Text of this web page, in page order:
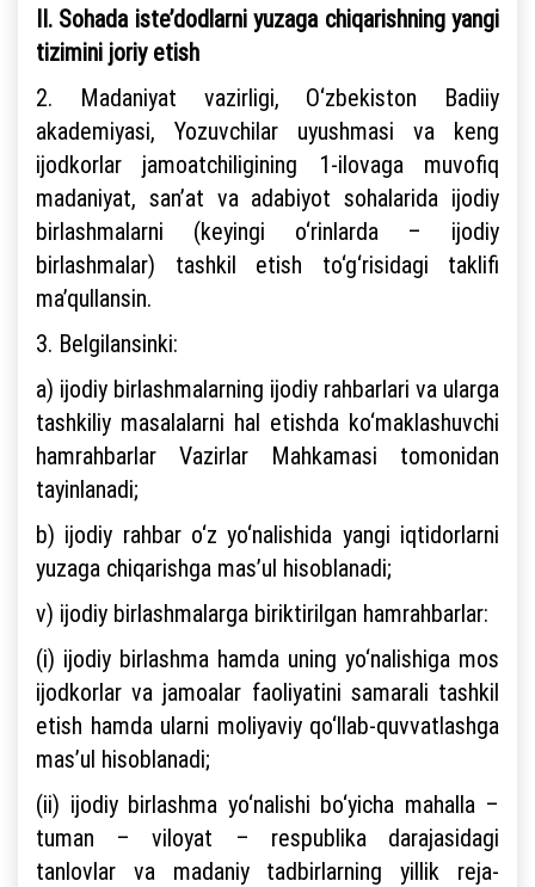
II. Sohada iste’dodlarni yuzaga chiqarishning yangi
tizimini joriy etish
2. Madaniyat vazirligi, O‘zbekiston Badiiy
akademiyasi, Yozuvchilar uyushmasi va keng
ijodkorlar jamoatchiligining 1-ilovaga muvofiq
madaniyat, san’at va adabiyot sohalarida ijodiy
birlashmalarni (keyingi o‘rinlarda – ijodiy
birlashmalar) tashkil etish to‘g‘risidagi taklifi
ma’qullansin.
3. Belgilansinki:
a) ijodiy birlashmalarning ijodiy rahbarlari va ularga
tashkiliy masalalarni hal etishda ko‘maklashuvchi
hamrahbarlar Vazirlar Mahkamasi tomonidan
tayinlanadi;
b) ijodiy rahbar o‘z yo‘nalishida yangi iqtidorlarni
yuzaga chiqarishga mas’ul hisoblanadi;
v) ijodiy birlashmalarga biriktirilgan hamrahbarlar:
(i) ijodiy birlashma hamda uning yo‘nalishiga mos
ijodkorlar va jamoalar faoliyatini samarali tashkil
etish hamda ularni moliyaviy qo‘llab-quvvatlashga
mas’ul hisoblanadi;
(ii) ijodiy birlashma yo‘nalishi bo‘yicha mahalla –
tuman – viloyat – respublika darajasidagi
tanlovlar va madaniy tadbirlarning yillik reja-